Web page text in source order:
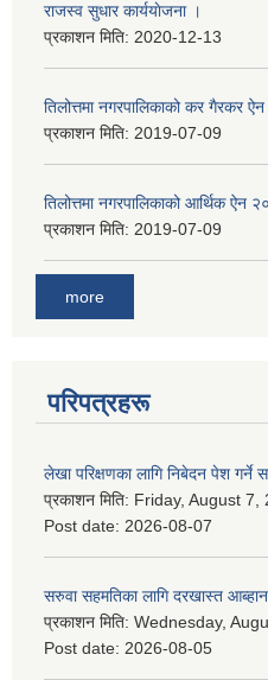
राजस्व सुधार कार्ययाेजना ।
प्रकाशन मिति: 2020-12-13
तिलोत्तमा नगरपालिकाको कर गैरकर
प्रकाशन मिति: 2019-07-09
तिलोत्तमा नगरपालिकाको आर्थिक ऐन
प्रकाशन मिति: 2019-07-09
more
परिपत्रहरू
लेखा परिक्षणका लागि निबेदन पेश गर्ने
प्रकाशन मिति: Friday, August 7,
Post date: 2026-08-07
सरुवा सहमतिका लागि दरखास्त
प्रकाशन मिति: Wednesday,
Post date: 2026-08-05